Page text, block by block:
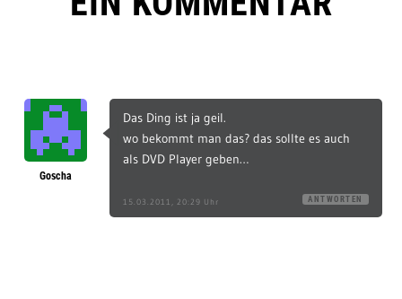
Goscha
Das Ding ist ja geil.
wo bekommt man das? das sollte es auch
als DVD Player geben…
15.03.2011, 20:29 Uhr ANTWORTEN